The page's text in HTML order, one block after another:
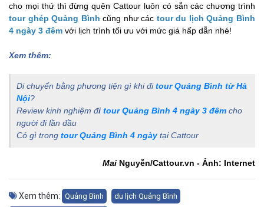
cho mọi thứ thì đừng quên Cattour luôn có sẵn các chương trình
tour ghép Quảng Bình cũng như các tour du lịch Quảng Bình
4 ngày 3 đêm với lịch trình tối ưu với mức giá hấp dẫn nhé!
Xem thêm:
Di chuyển bằng phương tiện gì khi đitour Quảng Bình từ Hà
Nội?
Review kinh nghiệm đi tour Quảng Bình 4 ngày 3 đêm cho
người đi lần đầu
Có gì trong tour Quảng Bình 4 ngàytại Cattour
Mai Nguyễn/Cattour.vn - Ảnh: Internet
Xem thêm: Quảng Bình
du lịch Quảng Bình